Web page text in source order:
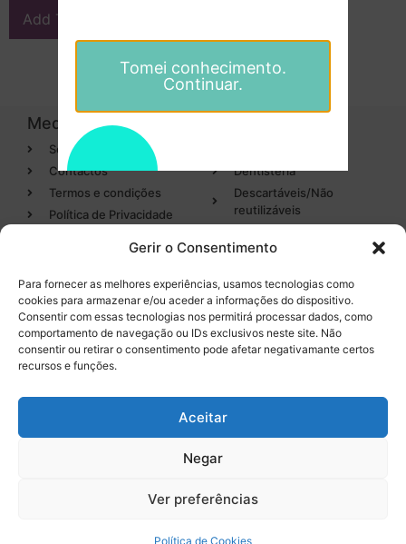
Gerir o Consentimento
Para fornecer as melhores experiências, usamos tecnologias como
cookies para armazenar e/ou aceder a informações do dispositivo.
Consentir com essas tecnologias nos permitirá processar dados, como
comportamento de navegação ou IDs exclusivos neste site. Não
consentir ou retirar o consentimento pode afetar negativamante certos
recursos e funções.
Aceitar
Negar
Ver preferências
Política de Cookies
Add To Wishlist
Medicamark
Sobre
Contactos
Termos e condições
Política de Privacidade
Dentisteria
Descartáveis/Não
reutilizáveis
Desinfectantes
Categorias
Endodontia
Higiene Oral
Entregas em 24h
de produtos em stock
nacional)
Licença INFARMED Nº 220/DM2016Resolução de conflitos de Consumo
Tomei conhecimento.
Continuar.